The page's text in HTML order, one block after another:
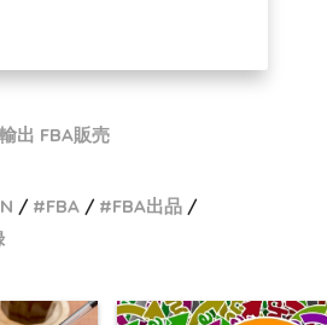
出 FBA販売
FBA
FBA出品